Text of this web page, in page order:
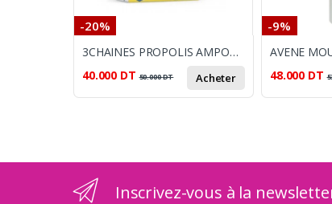
-20%
3CHAINES PROPOLIS AMPOULES
40.000 DT 50.000DT Acheter
-9%
48.000 DT
Inscrivez-vous à la